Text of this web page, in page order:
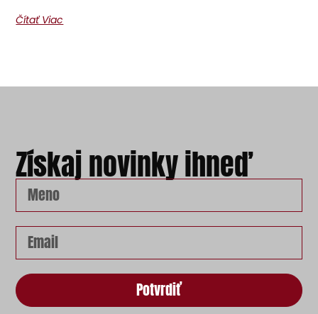
Čítať Viac
Získaj novinky ihneď
Potvrdiť